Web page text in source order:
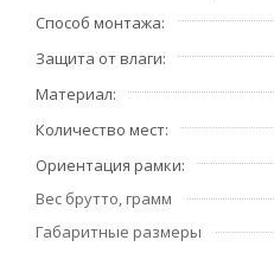
Способ монтажа
Защита от влаги
Материал
Количество мест
Ориентация рамки
Вес брутто, грамм
Габаритные размеры